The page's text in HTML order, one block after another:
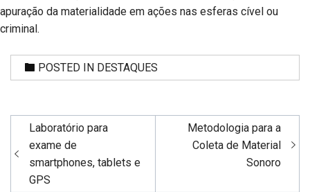
apuração da materialidade em ações nas esferas cível ou
criminal.
POSTED IN DESTAQUES
Navegação
de
Post
Laboratório para
exame de
smartphones, tablets e
GPS
Metodologia para a
Coleta de Material
Sonoro